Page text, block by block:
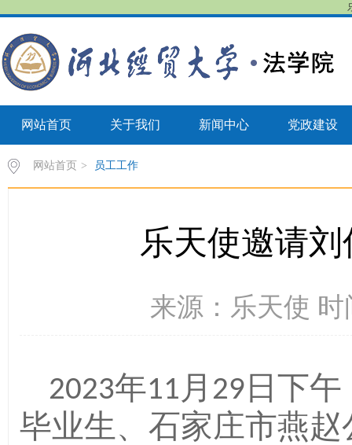
网站首页 关于我们 新闻中心 党政建设
网站首页 > 员工工作
乐天使邀请
来源：乐天使 时
2023年11 月 29 日下
毕业生、石家庄市燕